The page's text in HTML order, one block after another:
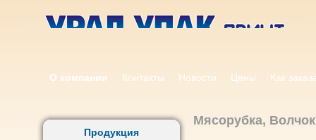
О компании Контакты Новости Цены Как
Продукция
Мясорубка,